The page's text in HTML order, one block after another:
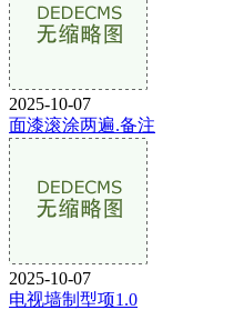
2025-10-07
面漆滚涂两遍.备注
2025-10-07
电视墙制型项1.0